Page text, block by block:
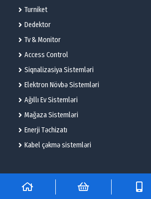
Turniket
Dedektor
Tv & Monitor
Access Control
Siqnalizasiya Sistemləri
Elektron Növbə Sistemləri
Ağıllı Ev Sistemləri
Mağaza Sistemləri
Enerji Təchizatı
Kabel çəkmə sistemləri
© 2025 – Flame Technologies